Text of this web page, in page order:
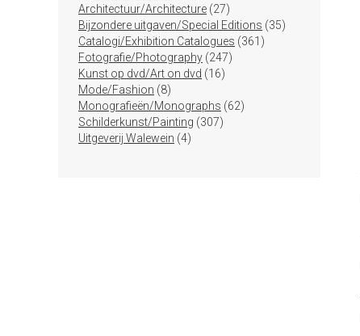
producten
Architectuur/Architecture 2727
producten
Bijzondere uitgaven/Special Editions 3535
Catalogi/Exhibition Catalogues 361 361
Fotografie/Photography 247247
Kunst op dvd/Art on dvd 1616
Mode/Fashion 88
producten
Monografieën/Monographs 6262
Schilderkunst/Painting 307307
Uitgeverij Walewein 44